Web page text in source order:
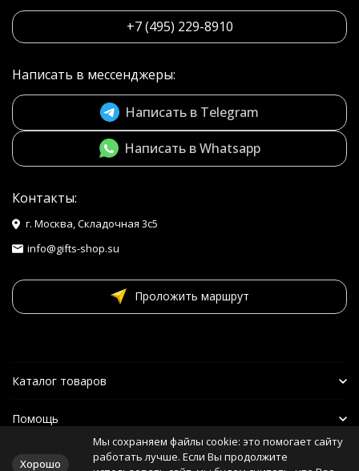
+7 (495) 229-8910
Написать в мессенджеры:
Написать в Telegram
Написать в Whatsapp
Контакты:
г. Москва, Складочная 3с5
info@gifts-shop.su
Проложить маршрут
Каталог товаров
Помощь
Наши друзья
Хорошо
Мы сохраняем файлы cookie: это помогает сайту
работать лучше. Если Вы продолжите